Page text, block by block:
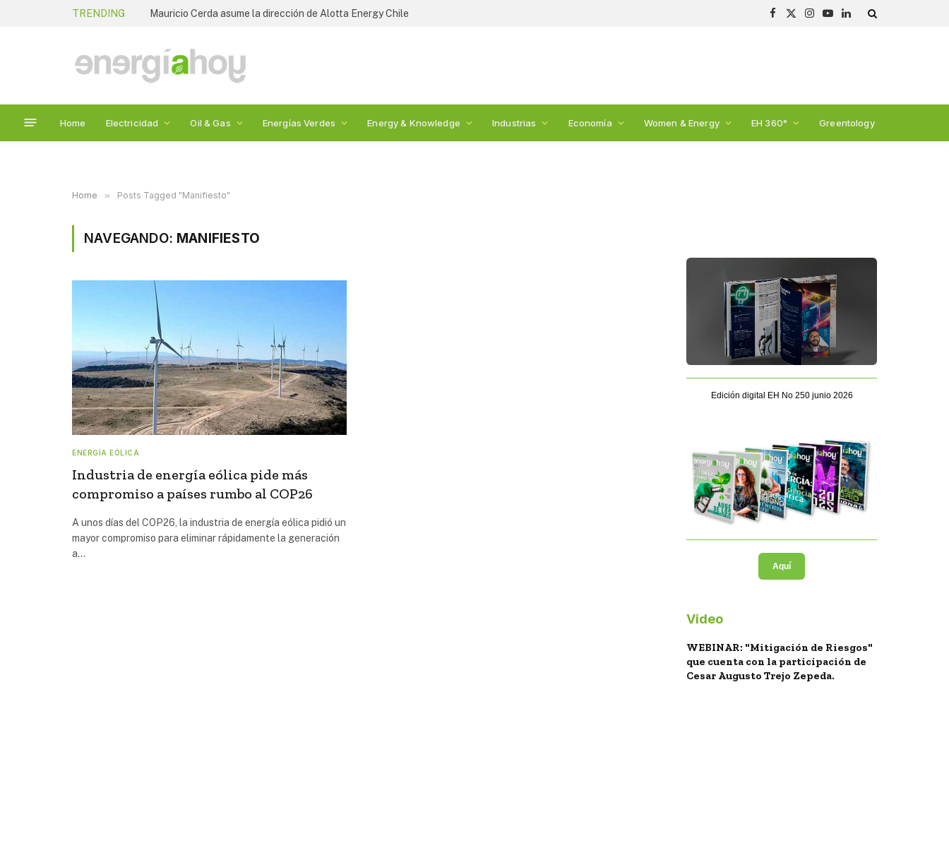
TRENDING Mauricio Cerda asume la dirección de Alotta Energy Chile
Facebook
X
Instagram
YouTubeLinkedIn
Home Electricidad Oil & Gas Energías Verdes Energy & Knowledge Industrias Economía Women & Energy EH 360° Greentology
Home » Posts Tagged "Manifiesto"
NAVEGANDO: MANIFIESTO
ENERGÍA EÓLICA
Industria de energía eólica pide más
compromiso a países rumbo al COP26
A unos días del COP26, la industria de energía eólica pidió un
mayor compromiso para eliminar rápidamente la generación
a…
Edición digital EH No 250 junio 2026
Aquí
Video
WEBINAR: "Mitigación de Riesgos"
que cuenta con la participación de
Cesar Augusto Trejo Zepeda.